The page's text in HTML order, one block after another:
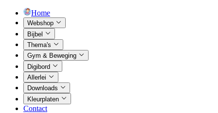
Home
Webshop
Bijbel
Thema's
Gym & Beweging
Digibord
Allerlei
Downloads
Kleurplaten
Contact